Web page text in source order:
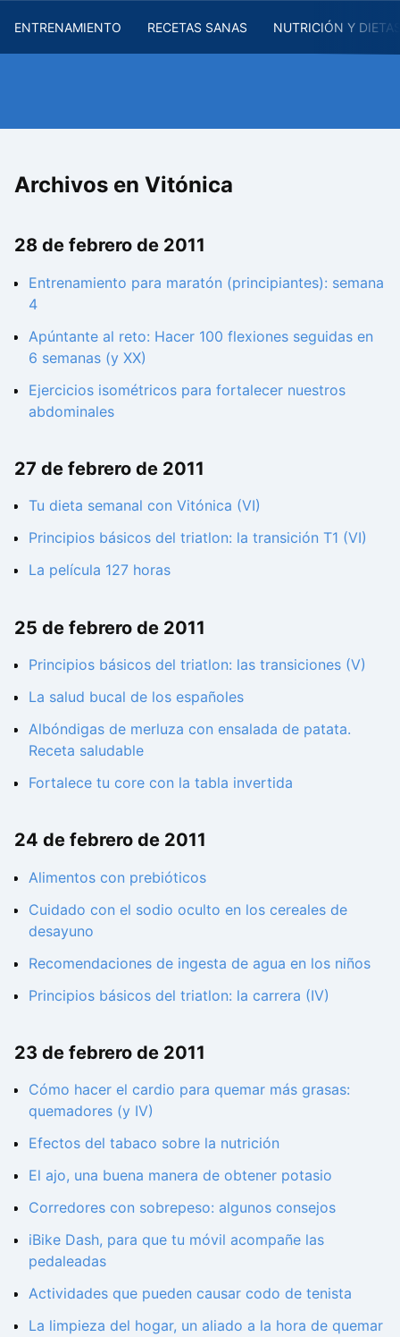
ENTRENAMIENTO RECETAS SANAS NUTRICIÓN Y
Archivos en Vitónica
28 de febrero de 2011
Entrenamiento para maratón (principiantes): semana
4
Apúntante al reto: Hacer 100 flexiones seguidas en
6 semanas (y XX)
Ejercicios isométricos para fortalecer nuestros
abdominales
27 de febrero de 2011
Tu dieta semanal con Vitónica (VI)
Principios básicos del triatlon: la transición T1 (VI)
La película 127 horas
25 de febrero de 2011
Principios básicos del triatlon: las transiciones (V)
La salud bucal de los españoles
Albóndigas de merluza con ensalada de patata.
Receta saludable
Fortalece tu core con la tabla invertida
24 de febrero de 2011
Alimentos con prebióticos
Cuidado con el sodio oculto en los cereales de
desayuno
Recomendaciones de ingesta de agua en los niños
Principios básicos del triatlon: la carrera (IV)
23 de febrero de 2011
Cómo hacer el cardio para quemar más grasas:
quemadores (y IV)
Efectos del tabaco sobre la nutrición
El ajo, una buena manera de obtener potasio
Corredores con sobrepeso: algunos consejos
iBike Dash, para que tu móvil acompañe las
pedaleadas
Actividades que pueden causar codo de tenista
La limpieza del hogar, un aliado a la hora de quemar